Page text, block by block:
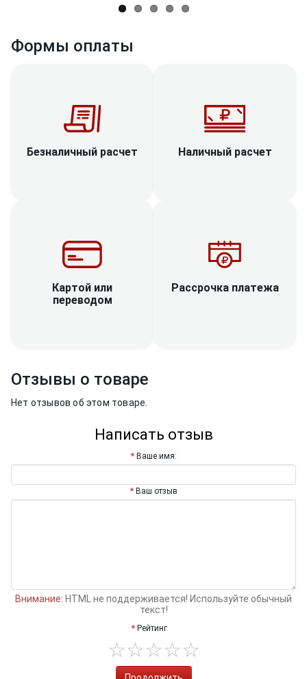
Формы оплаты
Безналичный расчет Наличный расчет
Картой или
переводом
Рассрочка платежа
Отзывы о товаре
Нет отзывов об этом товаре.
Написать отзыв
Ваше имя:
Ваш отзыв
Внимание: HTML не поддерживается! Используйте обычный
текст!
Рейтинг